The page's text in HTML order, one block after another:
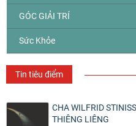
GÓC GIẢI TRÍ
Sức Khỏe
Tin tiêu điểm
CHA WILFRID
THIÊNG LIÊNG